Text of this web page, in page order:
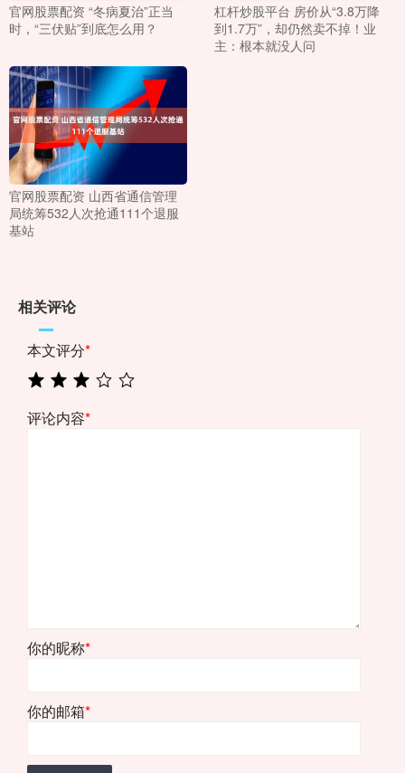
官网股票配资 “冬病夏治”正当
时，“三伏贴”到底怎么用？
杠杆炒股平台 房价从“3.8万降
到1.7万”，却仍然卖不掉！业
主：根本就没人问
官网股票配资 山西省通信管理
局统筹532人次抢通111个退服
基站
相关评论
本文评分*
评论内容*
你的昵称*
你的邮箱*